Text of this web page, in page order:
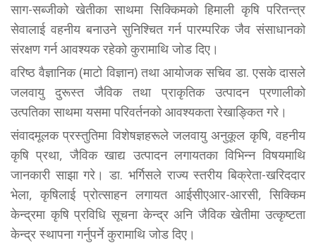
साग-सब्जीको खेतीका साथमा सिक्किमको हिमाली कृषि परितन्त्र
सेवालाई वहनीय बनाउने सुनिश्चित गर्न पारम्परिक जैव संसाधानको
संरक्षण गर्न आवश्यक रहेको कुरामाथि जोड दिए।
वरिष्ठ वैज्ञानिक (माटो विज्ञान) तथा आयोजक सचिव डा. एसके दासले
जलवायु दुरूस्त जैविक तथा प्राकृतिक उत्पादन प्रणालीको
उत्पतिका साथमा यसमा परिवर्तनको आवश्यकता रेखाङ्कित गरे।
संवादमूलक प्रस्तुतिमा विशेषज्ञहरूले जलवायु अनुकूल कृषि, वहनीय
कृषि प्रथा, जैविक खाद्य उत्पादन लगायतका विभिन्न विषयमाथि
जानकारी साझा गरे। डा. भर्गिसले राज्य स्तरीय बिक्रेता-खरिददार
भेला, कृषिलाई प्रोत्साहन लगायत आईसीएआर-आरसी, सिक्किम
केन्द्रमा कृषि प्रविधि सूचना केन्द्र अनि जैविक खेतीमा उत्कृष्टता
केन्द्र स्थापना गर्नुपर्ने कुरामाथि जोड दिए।